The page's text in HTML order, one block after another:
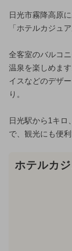
日光市霧降高原
「ホテルカジュ
全客室のバルコ
温泉を楽しめま
イスなどのデザ
り。
日光駅から1キロ
で、観光にも便利
ホテルカ